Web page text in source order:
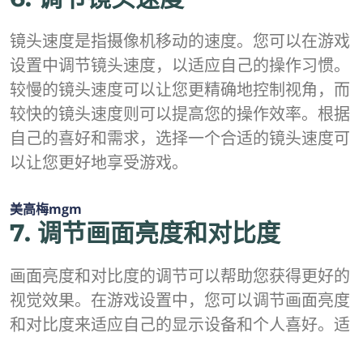
镜头速度是指摄像机移动的速度。您可以在游戏
设置中调节镜头速度，以适应自己的操作习惯。
较慢的镜头速度可以让您更精确地控制视角，而
较快的镜头速度则可以提高您的操作效率。根据
自己的喜好和需求，选择一个合适的镜头速度可
以让您更好地享受游戏。
美高梅mgm
7. 调节画面亮度和对比度
画面亮度和对比度的调节可以帮助您获得更好的
视觉效果。在游戏设置中，您可以调节画面亮度
和对比度来适应自己的显示设备和个人喜好。适